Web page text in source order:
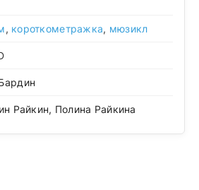
, короткометражка, мюзикл
Райкин, Полина Райкина